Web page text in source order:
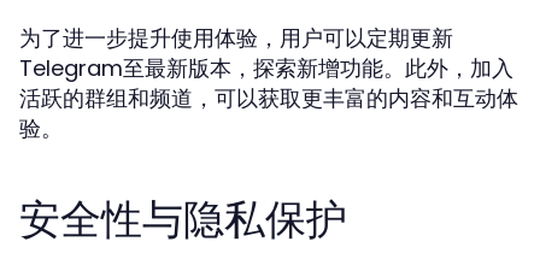
为了进一步提升使用体验，用户可以定期更新
Telegram至最新版本，探索新增功能。此外，加入
活跃的群组和频道，可以获取更丰富的内容和互动体
验。
安全性与隐私保护